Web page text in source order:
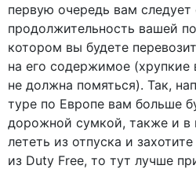
первую очередь вам следует
продолжительность вашей
котором вы будете
на его содержимое
не должна помяться). Так,
туре по Европе вам больше
дорожной сумкой, также и в
лететь из отпуска и
из Duty Free, то тут лучше